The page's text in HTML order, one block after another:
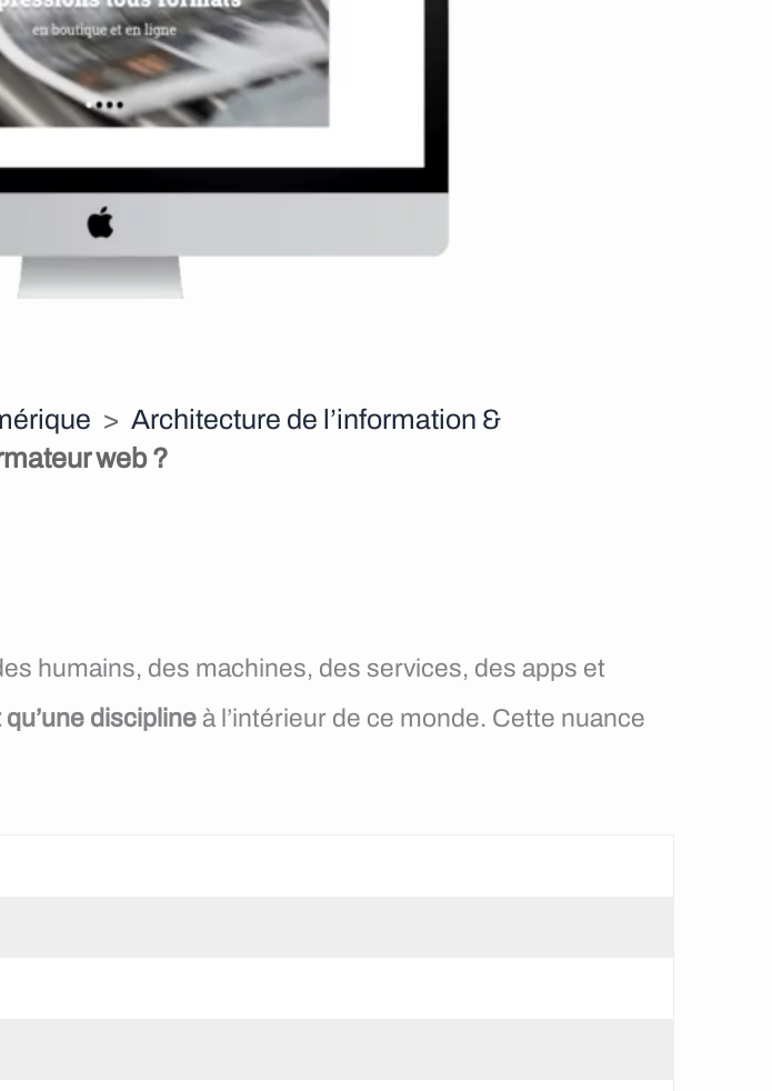
> Architecture de l’information &
web ?
humains, des machines, des services, des apps et
qu’une discipline à l’intérieur de ce monde. Cette nuance